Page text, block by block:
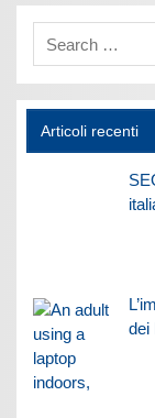
Articoli recenti
dei